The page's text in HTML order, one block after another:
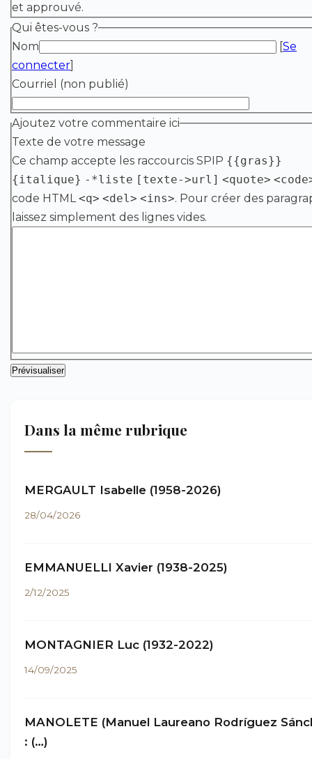
et approuvé.
Qui êtes-vous ?
Nom
[Se
connecter]
Courriel (non publié)
Ajoutez votre commentaire ici
Texte de votre message
Ce champ accepte les raccourcis SPIP {{gras}}
{italique} -*liste [texte->url] <quote>
code HTML<q> <del> <ins>. Pour créer des
laissez simplement des lignes vides.
Dans la même rubrique
MERGAULT Isabelle (1958-2026)
28/04/2026
EMMANUELLI Xavier (1938-2025)
2/12/2025
MONTAGNIER Luc (1932-2022)
14/09/2025
MANOLETE (Manuel Laureano Rodríguez
: (…)